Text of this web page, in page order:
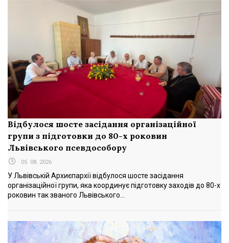
Відбулося шосте засідання організаційної
групи з підготовки до 80-х роковин
Львівського псевдособору
05. 08. 2026
У Львівській Архиєпархії відбулося шосте засідання
організаційної групи, яка координує підготовку заходів до 80-х
роковин так званого Львівського...